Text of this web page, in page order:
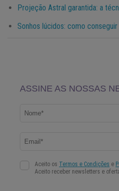
Projeção Astral garantida: a
Sonhos lúcidos: como